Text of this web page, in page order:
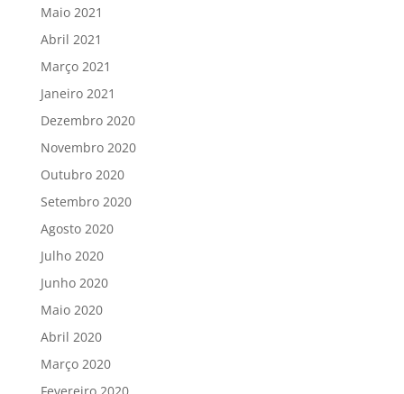
Maio 2021
Abril 2021
Março 2021
Janeiro 2021
Dezembro 2020
Novembro 2020
Outubro 2020
Setembro 2020
Agosto 2020
Julho 2020
Junho 2020
Maio 2020
Abril 2020
Março 2020